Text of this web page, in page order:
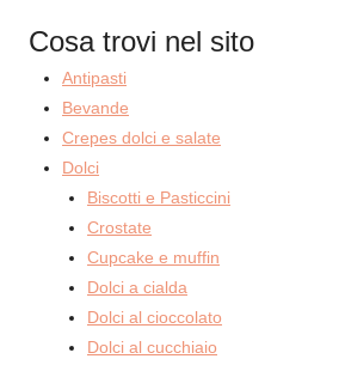
Cosa trovi nel sito
Antipasti
Bevande
Crepes dolci e salate
Dolci
Biscotti e Pasticcini
Crostate
Cupcake e muffin
Dolci a cialda
Dolci al cioccolato
Dolci al cucchiaio